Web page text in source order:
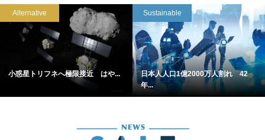
Alternative
小惑星トリフネへ極限接近 はや...
Sustainable
日本人人口1億2000万人割れ 42
年...